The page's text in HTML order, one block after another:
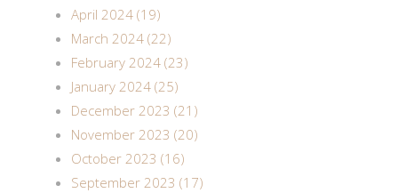
April 2024 (19)
March 2024 (22)
February 2024 (23)
January 2024 (25)
December 2023 (21)
November 2023 (20)
October 2023 (16)
September 2023 (17)